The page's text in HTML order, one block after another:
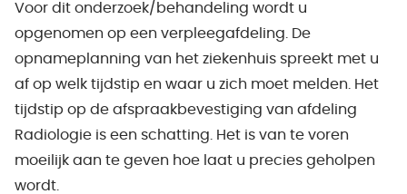
Voor dit onderzoek/behandeling wordt u
opgenomen op een verpleegafdeling. De
opnameplanning van het ziekenhuis spreekt met u
af op welk tijdstip en waar u zich moet melden. Het
tijdstip op de afspraakbevestiging van afdeling
Radiologie is een schatting. Het is van te voren
moeilijk aan te geven hoe laat u precies geholpen
wordt.